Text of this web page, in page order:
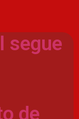
segue
de